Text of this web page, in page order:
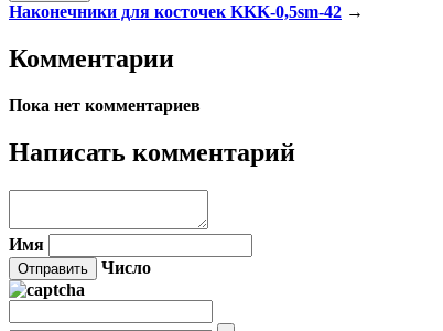
Наконечники для косточек KKK-0,5sm-42 →
Комментарии
Пока нет комментариев
Написать комментарий
Имя
Число